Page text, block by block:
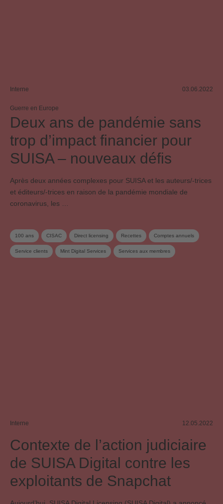
Interne 03.06.2022
Guerre en Europe
Deux ans de pandémie sans
trop d’impact financier pour
SUISA – nouveaux défis
Après deux années complexes pour SUISA et les auteurs/-trices
et éditeurs/-trices en raison de la pandémie mondiale de
coronavirus, les …
100 ans CISAC Direct licensing Recettes Comptes annuels
Service clients Mint Digital Services Services aux membres
Interne 12.05.2022
Contexte de l’action judiciaire
de SUISA Digital contre les
exploitants de Snapchat